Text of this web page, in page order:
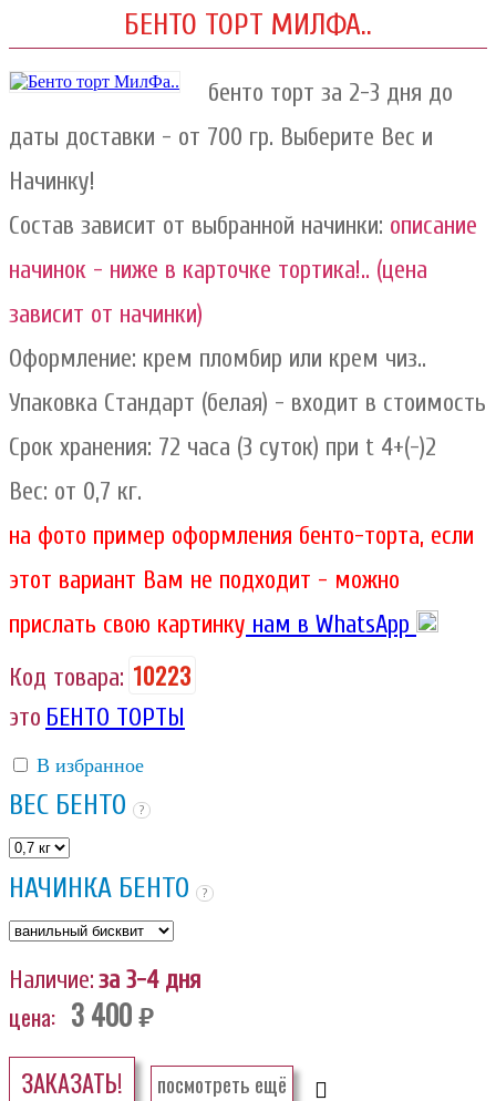
БЕНТО ТОРТ МИЛФА..
бенто торт за 2-3 дня до
даты доставки - от 700 гр. Выберите Вес и
Начинку!
Состав зависит от выбранной начинки: описание
начинок - ниже в карточке тортика!.. (цена
зависит от начинки)
Оформление: крем пломбир или крем чиз..
Упаковка Стандарт (белая) - входит в стоимость
Срок хранения: 72 часа (3 суток) при t 4+(-)2
Вес: от 0,7 кг.
на фото пример оформления бенто-торта, если
этот вариант Вам не подходит - можно
прислать свою картинку нам в WhatsApp
Код товара: 10223
это БЕНТО ТОРТЫ
В избранное
ВЕС БЕНТО ?
НАЧИНКА БЕНТО ?
Наличие:за 3-4 дня
цена: 3 400 руб.
ЗАКАЗАТЬ! посмотреть ещё